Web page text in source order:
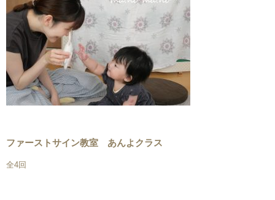
ファーストサイン教室 あんよクラス
全4回